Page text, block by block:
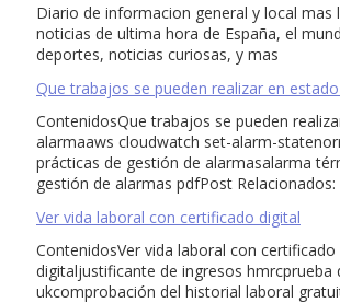
Diario de informacion general y local mas
noticias de ultima hora de España, el
deportes, noticias curiosas, y mas
Que trabajos se pueden realizar en
ContenidosQue trabajos se pueden
alarmaaws cloudwatch set-alarm-
prácticas de gestión de alarmasalarma
gestión de alarmas pdfPost
Ver vida laboral con certificado digital
ContenidosVer vida laboral con certificado
digitaljustificante de ingresos hmrcprueba
ukcomprobación del historial laboral